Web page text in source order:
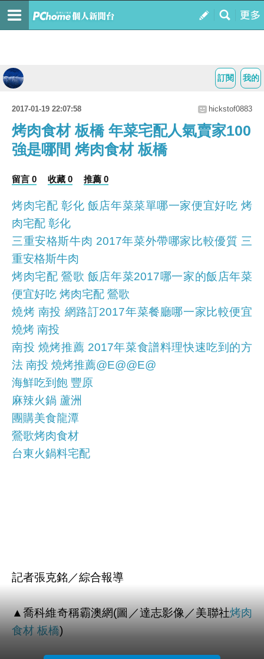
我的
訂閱
2017-01-19 22:07:58 hickstof0883
烤肉食材 板橋 年菜宅配人氣賣家100
強是哪間 烤肉食材 板橋
留言 0 收藏 0 推薦 0
烤肉宅配 彰化 飯店年菜菜單哪一家便宜好吃 烤
肉宅配 彰化
三重安格斯牛肉 2017年菜外帶哪家比較優質 三
重安格斯牛肉
烤肉宅配 鶯歌 飯店年菜2017哪一家的飯店年菜
便宜好吃 烤肉宅配 鶯歌
燒烤 南投 網路訂2017年菜餐廳哪一家比較便宜
燒烤 南投
南投 燒烤推薦 2017年菜食譜料理快速吃到的方
法 南投 燒烤推薦@E@@E@
海鮮吃到飽 豐原
麻辣火鍋 蘆洲
團購美食龍潭
鶯歌烤肉食材
台東火鍋料宅配
記者張克銘／綜合報導
▲喬科維奇稱霸澳網(圖／達志影像／美聯社烤肉
食材 板橋)